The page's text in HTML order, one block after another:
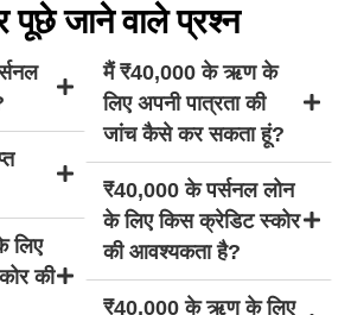
पूछे जाने वाले प्रश्न
लिए
की
मैं ₹40,000 के ऋण के
लिए अपनी पात्रता की
जांच कैसे कर सकता हूं?
₹40,000 के पर्सनल लोन
के लिए किस क्रेडिट स्कोर
की आवश्यकता है?
₹40,000 के ऋण के लिए